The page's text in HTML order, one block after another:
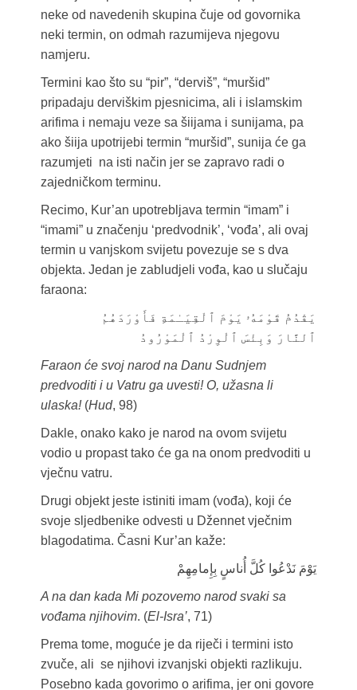
neke od navedenih skupina čuje od govornika
neki termin, on odmah razumijeva njegovu
namjeru.
Termini kao što su “pir”, “derviš”, “muršid”
pripadaju derviškim pjesnicima, ali i islamskim
arifima i nemaju veze sa šiijama i sunijama, pa
ako šiija upotrijebi termin “muršid”, sunija će ga
razumjeti na isti način jer se zapravo radi o
zajedničkom terminu.
Recimo, Kur’an upotrebljava termin “imam” i
“imami” u značenju ‘predvodnik’, ‘vođa’, ali ovaj
termin u vanjskom svijetu povezuje se s dva
objekta. Jedan je zabludjeli vođa, kao u slučaju
faraona:
ٱلنَّارَ وَبِئْسَ ٱلْوِرْدُ ٱلْمَوْرُودُ
Faraon će svoj narod na Danu Sudnjem
predvoditi i u Vatru ga uvesti! O, užasna li
ulaska! (Hud, 98)
Dakle, onako kako je narod na ovom svijetu
vodio u propast tako će ga na onom predvoditi u
vječnu vatru.
Drugi objekt jeste istiniti imam (vođa), koji će
svoje sljedbenike odvesti u Džennet vječnim
blagodatima. Časni Kur’an kaže:
يَوْمَ نَدْعُوا كُلَّ أُناسٍ بِإِمامِهِمْ
A na dan kada Mi pozovemo narod svaki sa
vođama njihovim. (El-Isra’, 71)
Prema tome, moguće je da riječi i termini isto
zvuče, ali se njihovi izvanjski objekti razlikuju.
Posebno kada govorimo o arifima, jer oni govore